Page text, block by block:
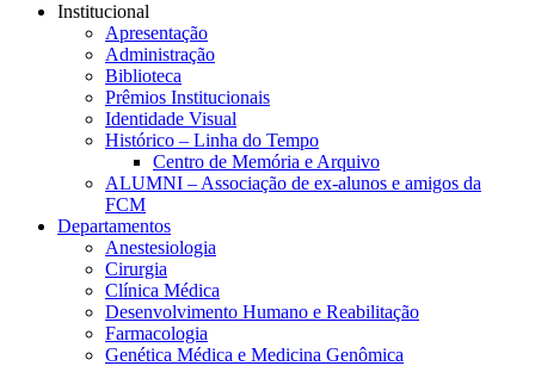
Institucional
Apresentação
Administração
Biblioteca
Prêmios Institucionais
Identidade Visual
Histórico – Linha do Tempo
Centro de Memória e Arquivo
ALUMNI – Associação de ex-alunos e amigos da
FCM
Departamentos
Anestesiologia
Cirurgia
Clínica Médica
Desenvolvimento Humano e Reabilitação
Farmacologia
Genética Médica e Medicina Genômica